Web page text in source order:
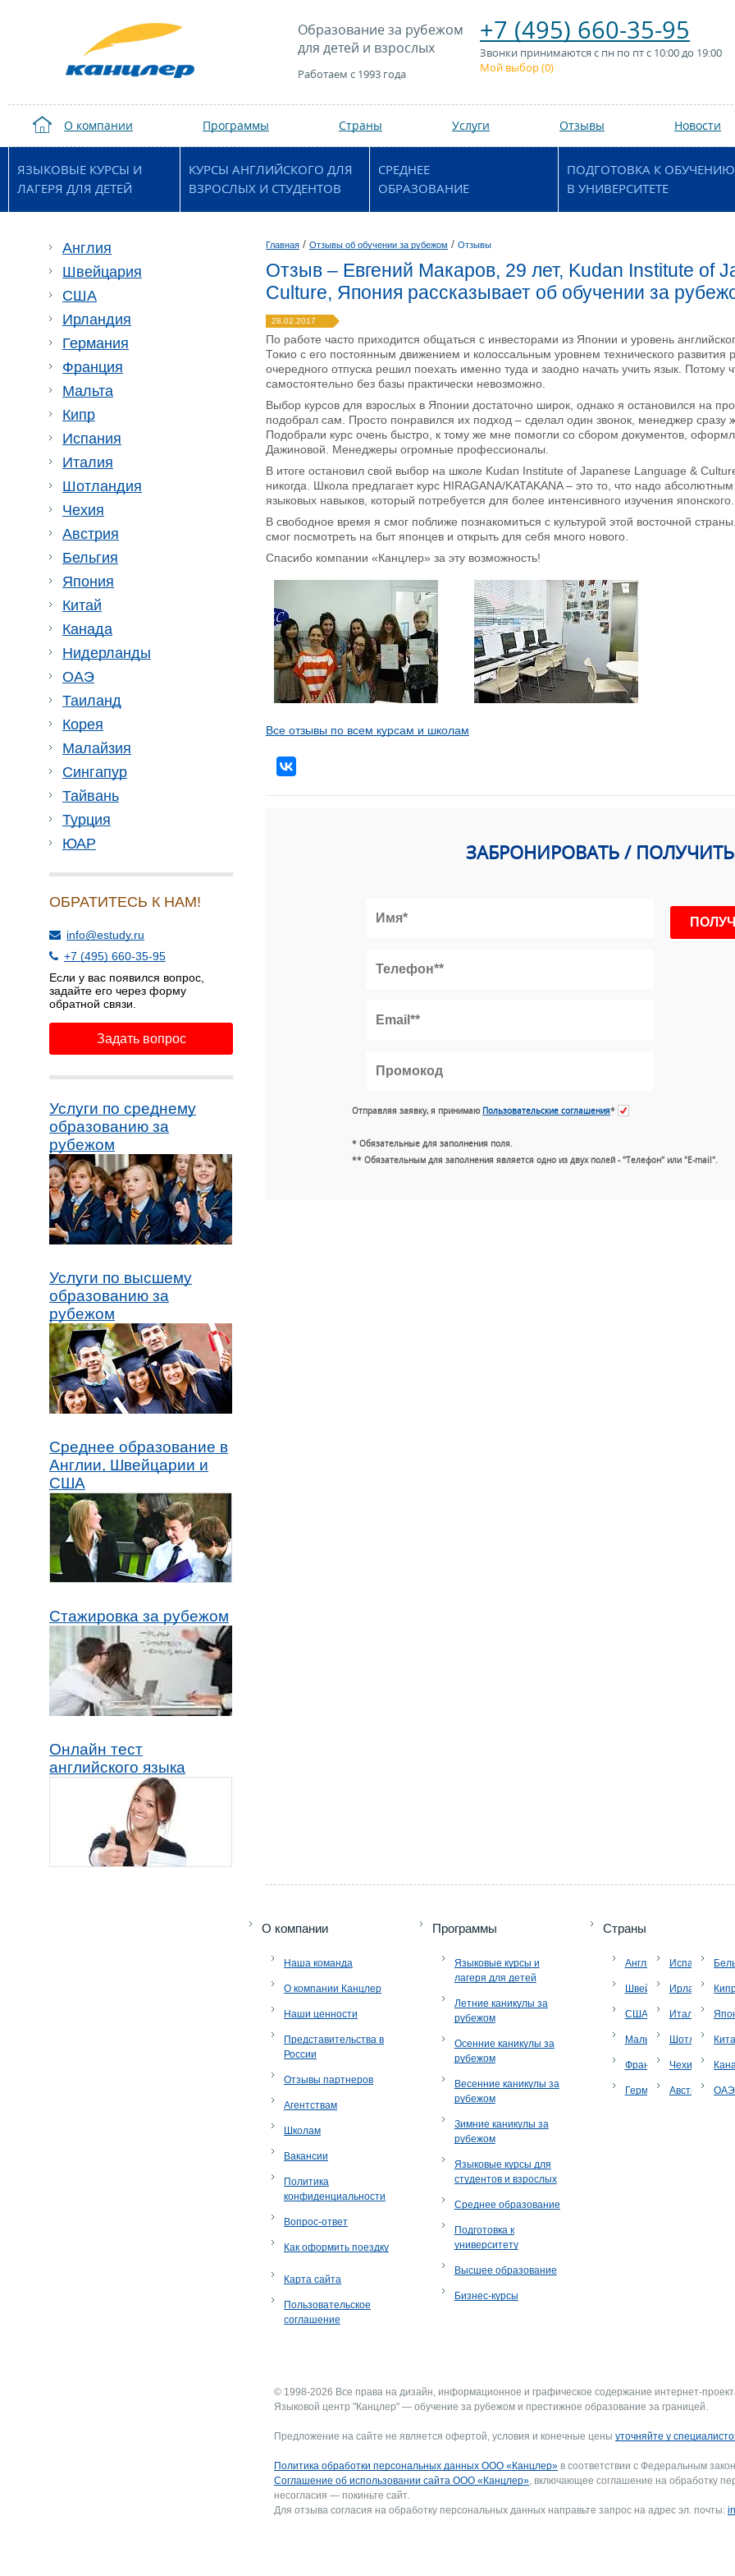
Образование за рубежом
для детей и взрослых
Работаем с 1993 года
+7 (495) 660-35-95
Звонки принимаются с пн по пт с 10:00 до 19:00
Мой выбор (0)
О компании Программы Страны Услуги Отзывы Новости
ЯЗЫКОВЫЕ КУРСЫ И
ЛАГЕРЯ ДЛЯ ДЕТЕЙ
КУРСЫ АНГЛИЙСКОГО ДЛЯ
ВЗРОСЛЫХ И СТУДЕНТОВ
СРЕДНЕЕ
ОБРАЗОВАНИЕ
ПОДГОТОВКА К ОБУЧЕНИЮ
В УНИВЕРСИТЕТЕ
Англия
Швейцария
США
Ирландия
Германия
Франция
Мальта
Кипр
Испания
Италия
Шотландия
Чехия
Австрия
Бельгия
Япония
Китай
Канада
Нидерланды
ОАЭ
Таиланд
Корея
Малайзия
Сингапур
Тайвань
Турция
ЮАР
ОБРАТИТЕСЬ К НАМ!
info@estudy.ru
+7 (495) 660-35-95
Если у вас появился вопрос,
задайте его через форму
обратной связи.
Задать вопрос
Услуги по среднему
образованию за
рубежом
Услуги по высшему
образованию за
рубежом
Среднее образование в
Англии, Швейцарии и
США
Стажировка за рубежом
Онлайн тест
английского языка
Главная / Отзывы об обучении за рубежом / Отзывы
Отзыв – Евгений Макаров, 29 лет, Kudan Institute of
Culture, Япония рассказывает об обучении за
28.02.2017
По работе часто приходится общаться с инвесторами из Японии и уровень
Токио с его постоянным движением и колоссальным уровнем технического
очередного отпуска решил поехать именно туда и заодно начать учить язык. Потому
самостоятельно без базы практически невозможно.
Выбор курсов для взрослых в Японии достаточно широк, однако я остановился на
подобрал сам. Просто понравился их подход – сделал один звонок, менеджер сразу
Подобрали курс очень быстро, к тому же мне помогли со сбором документов,
Дажиновой. Менеджеры огромные профессионалы.
В итоге остановил свой выбор на школе Kudan Institute of Japanese Language &
никогда. Школа предлагает курс HIRAGANA/KATAKANA – это то, что надо
языковых навыков, который потребуется для более интенсивного изучения японского.
В свободное время я смог поближе познакомиться с культурой этой восточной
смог посмотреть на быт японцев и открыть для себя много нового.
Спасибо компании «Канцлер» за эту возможность!
Все отзывы по всем курсам и школам
ЗАБРОНИРОВАТЬ /
Отправляя заявку, я принимаю Пользовательские соглашения*
* Обязательные для заполнения поля.
** Обязательным для заполнения является одно из двух полей - "Телефон" или "E-mail".
O компании
Наша команда
О компании Канцлер
Наши ценности
Представительства в
России
Отзывы партнеров
Агентствам
Школам
Вакансии
Политика
конфиденциальности
Вопрос-ответ
Как оформить поездку
Карта сайта
Пользовательское
соглашение
Программы
Языковые курсы и
лагеря для детей
Летние каникулы за
рубежом
Осенние каникулы за
рубежом
Весенние каникулы за
рубежом
Зимние каникулы за
рубежом
Языковые курсы для
студентов и взрослых
Среднее образование
Подготовка к
университету
Высшее образование
Бизнес-курсы
Страны
Англия
Швейцария
США
Мальта
Франция
Германия
Испания
Ирландия
Италия
Шотландия
Чехия
Австрия
Кипр
ОАЭ
© 1998-2026 Все права на дизайн, информационное и графическое содержание интернет-
Языковой центр "Канцлер" — обучение за рубежом и престижное образование за границей.
Предложение на сайте не является офертой, условия и конечные цены уточняйте у
Политика обработки персональных данных ООО «Канцлер» в соответствии с Федеральным
Соглашение об использовании сайта ООО «Канцлер», включающее соглашение на обработку
несогласия — покиньте сайт.
Для отзыва согласия на обработку персональных данных направьте запрос на адрес эл. почты: